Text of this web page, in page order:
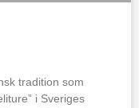
tradition som
i Sveriges